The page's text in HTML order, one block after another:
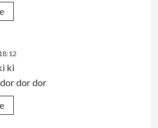
ki
dor dor